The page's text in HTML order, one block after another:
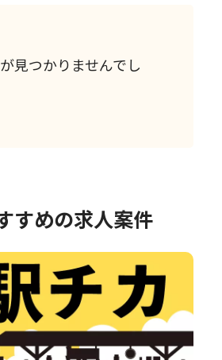
見つかりませんでし
すめの求人案件